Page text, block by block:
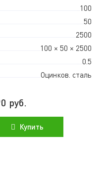
100
50
2500
100 × 50 × 2500
0.5
Оцинков. сталь
руб.
Купить